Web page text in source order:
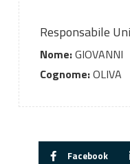
Responsabile
Nome:GIOVANNI
Cognome:OLIVA
Facebook